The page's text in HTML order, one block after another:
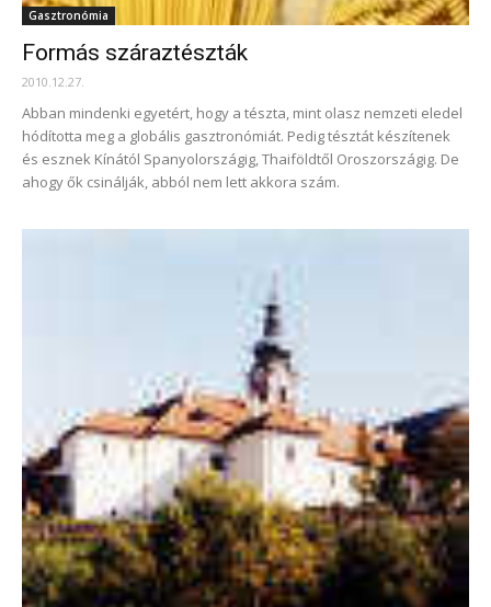
Gasztronómia
Formás száraztészták
2010.12.27.
Abban mindenki egyetért, hogy a tészta, mint olasz nemzeti eledel
hódította meg a globális gasztronómiát. Pedig tésztát készítenek
és esznek Kínától Spanyolországig, Thaiföldtől Oroszországig. De
ahogy ők csinálják, abból nem lett akkora szám.